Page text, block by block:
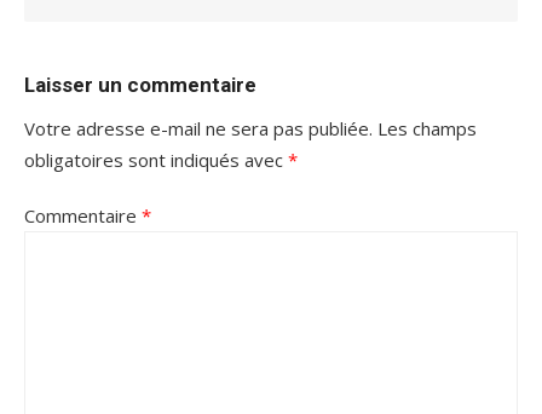
Laisser un commentaire
Votre adresse e-mail ne sera pas publiée. Les champs
obligatoires sont indiqués avec *
Commentaire *